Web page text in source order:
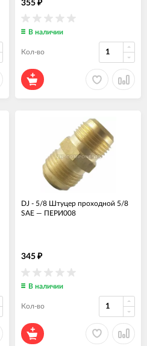
355 ₽
В наличии
Кол-во
DJ - 5/8 Штуцер проходной 5/8
SAE — ПЕРИ008
345 ₽
В наличии
Кол-во